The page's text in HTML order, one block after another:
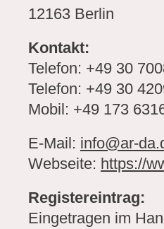
12163 Berlin
Kontakt:
Telefon: +49 30
Telefon: +49 30
Mobil: +49 173
E-Mail: info@ar-
Webseite: https://
Registereintrag:
Eingetragen im